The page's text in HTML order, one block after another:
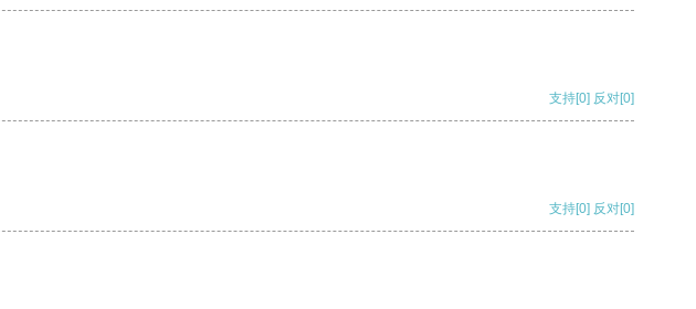
支持[0] 反对[0]
支持[0] 反对[0]